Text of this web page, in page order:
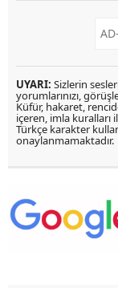
UYARI: Sizlerin
yorumlarınızı,
Küfür, hakaret,
içeren, imla kuralları
Türkçe karakter
onaylanmamaktadır.